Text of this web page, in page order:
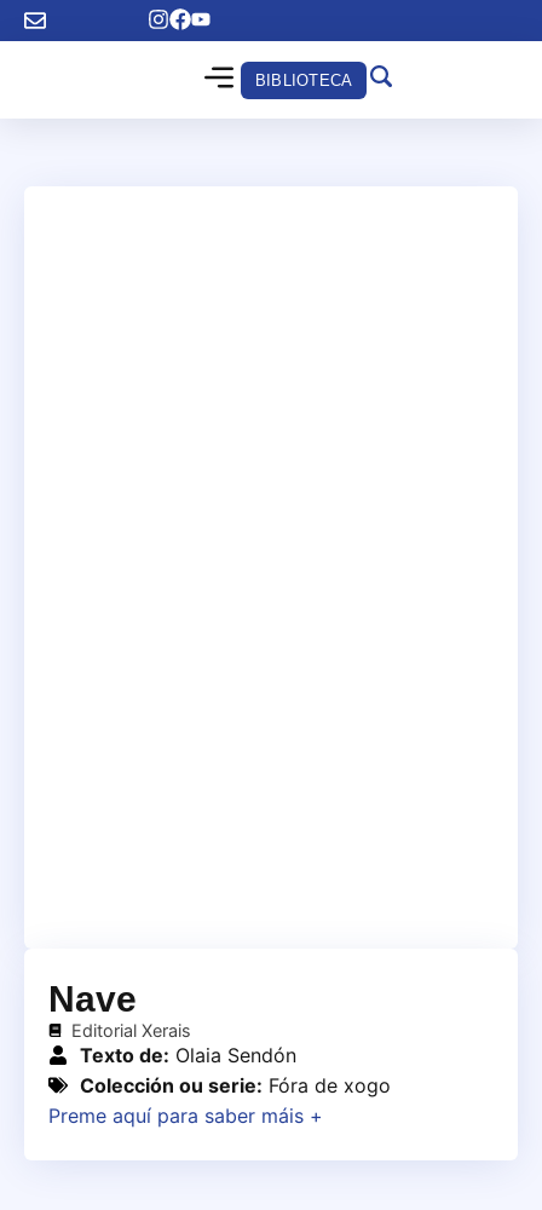
BIBLIOTECA
Nave
Editorial Xerais
Texto de: Olaia Sendón
Colección ou serie: Fóra de xogo
Preme aquí para saber máis +